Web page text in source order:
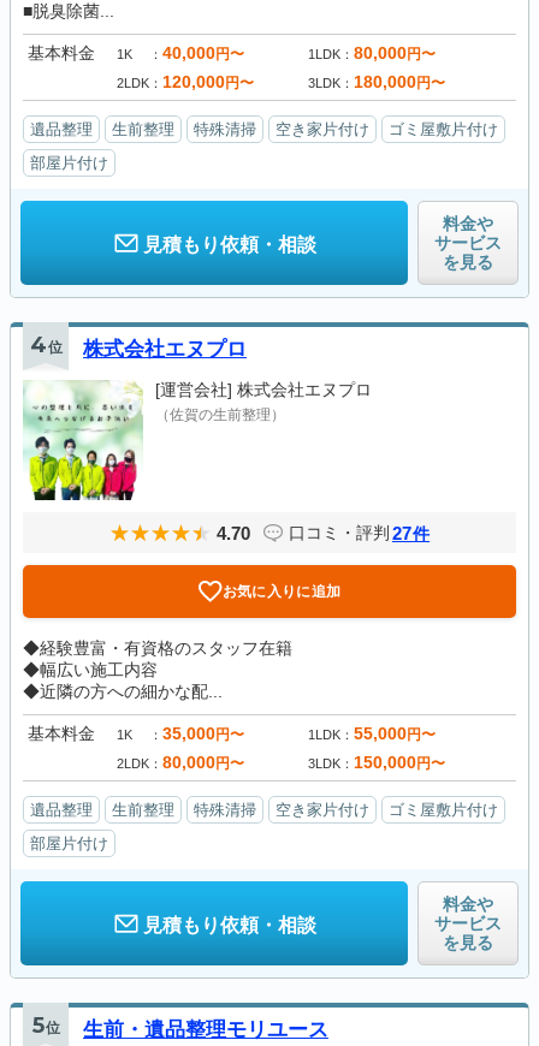
■脱臭除菌...
基本料金 1K 40,000円〜 1LDK 80,000円〜
2LDK 120,000円〜 3LDK 180,000円〜
遺品整理 生前整理 特殊清掃 空き家片付け
ゴミ屋敷片付け
部屋片付け
見積もり依頼・相談
料金や
サービス
を見る
4位 株式会社エヌプロ
[運営会社] 株式会社エヌプロ
（佐賀の生前整理）
4.70 口コミ・評判 27件
お気に入りに追加
◆経験豊富・有資格のスタッフ在籍
◆幅広い施工内容
◆近隣の方への細かな配...
基本料金 1K 35,000円〜 1LDK 55,000円〜
2LDK 80,000円〜 3LDK 150,000円〜
遺品整理 生前整理 特殊清掃 空き家片付け
ゴミ屋敷片付け
部屋片付け
見積もり依頼・相談
料金や
サービス
を見る
5位 生前・遺品整理モリユース